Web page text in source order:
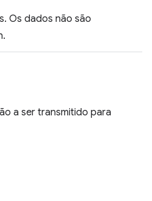
Os dados não são
a ser transmitido para